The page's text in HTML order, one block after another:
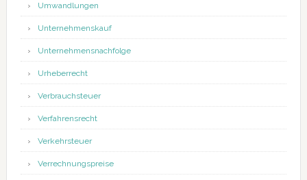
Umwandlungen
Unternehmenskauf
Unternehmensnachfolge
Urheberrecht
Verbrauchsteuer
Verfahrensrecht
Verkehrsteuer
Verrechnungspreise